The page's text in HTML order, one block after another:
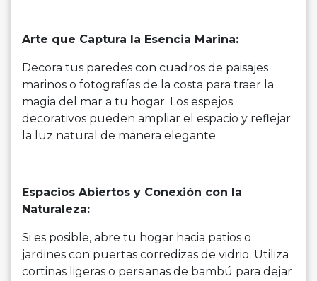
Arte que Captura la Esencia Marina:
Decora tus paredes con cuadros de paisajes
marinos o fotografías de la costa para traer la
magia del mar a tu hogar. Los espejos
decorativos pueden ampliar el espacio y reflejar
la luz natural de manera elegante.
Espacios Abiertos y Conexión con la
Naturaleza:
Si es posible, abre tu hogar hacia patios o
jardines con puertas corredizas de vidrio. Utiliza
cortinas ligeras o persianas de bambú para dejar